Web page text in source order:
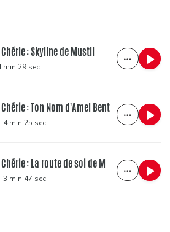
: Skyline de Mustii
min 29 sec
: Ton Nom d'Amel Bent
4 min 25 sec
: La route de soi de M
3 min 47 sec